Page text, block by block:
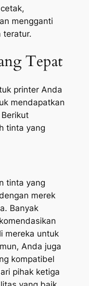
mengganti
teratur.
Tepat
printer Anda
mendapatkan
tinta yang
tinta yang
merek
Banyak
mereka untuk
Anda juga
kompatibel
pihak ketiga